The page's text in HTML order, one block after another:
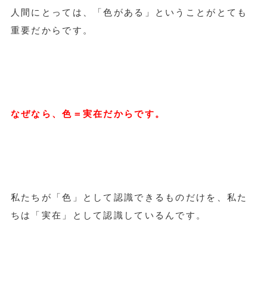
人間にとっては、「色がある」ということがとても
重要だからです。
なぜなら、色＝実在だからです。
私たちが「色」として認識できるものだけを、私た
ちは「実在」として認識しているんです。